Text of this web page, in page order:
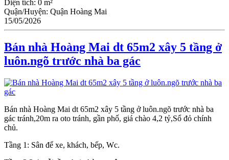
Diện tích: 0 m²
Quận/Huyện: Quận Hoàng Mai
15/05/2026
Bán nhà Hoàng Mai dt 65m2 xây 5 tầng ở
luôn.ngõ trước nhà ba gác
Bán nhà Hoàng Mai dt 65m2 xây 5 tầng ở luôn.ngõ trước nhà ba
gác tránh,20m ra oto tránh, gần phố, giá chào 4,2 tỷ,Sổ đỏ chính
chủ.
Tầng 1: Sân để xe, khách, bếp, Wc.